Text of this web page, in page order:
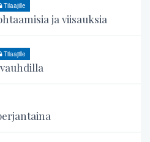
Tilaajille
ja viisauksia
Tilaajille